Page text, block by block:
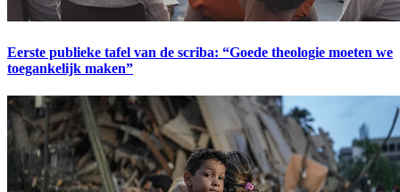
Eerste publieke tafel van de scriba: “Goede theologie moeten we
toegankelijk maken”